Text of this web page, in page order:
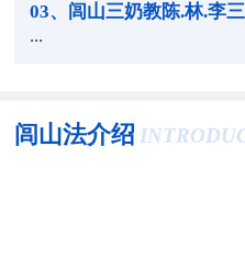
03、闾山三奶教陈.林.李
...
闾山法介绍